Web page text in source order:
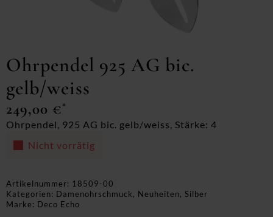
Ohrpendel 925 AG bic.
gelb/weiss
249,00 €*
Ohrpendel, 925 AG bic. gelb/weiss, Stärke: 4
Nicht vorrätig
Artikelnummer: 18509-00
Kategorien: Damenohrschmuck, Neuheiten, Silber
Marke: Deco Echo